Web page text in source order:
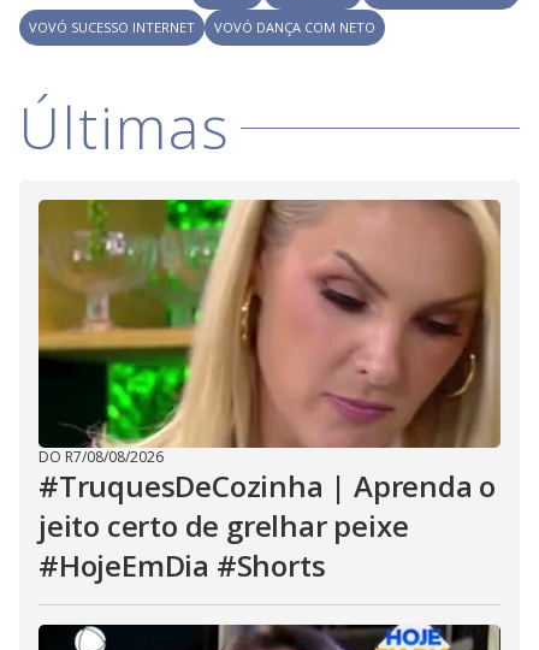
i
d
e
o
VOVÓ SUCESSO INTERNET
VOVÓ DANÇA COM NETO
Últimas
DO R7/08/08/2026
#TruquesDeCozinha | Aprenda o
jeito certo de grelhar peixe
#HojeEmDia #Shorts